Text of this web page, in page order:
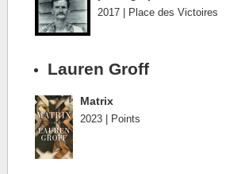
2017 | Place des Victoires
Lauren Groff
Matrix
2023 | Points